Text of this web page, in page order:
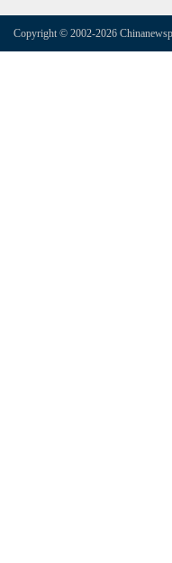
Copyright © 2002-2026